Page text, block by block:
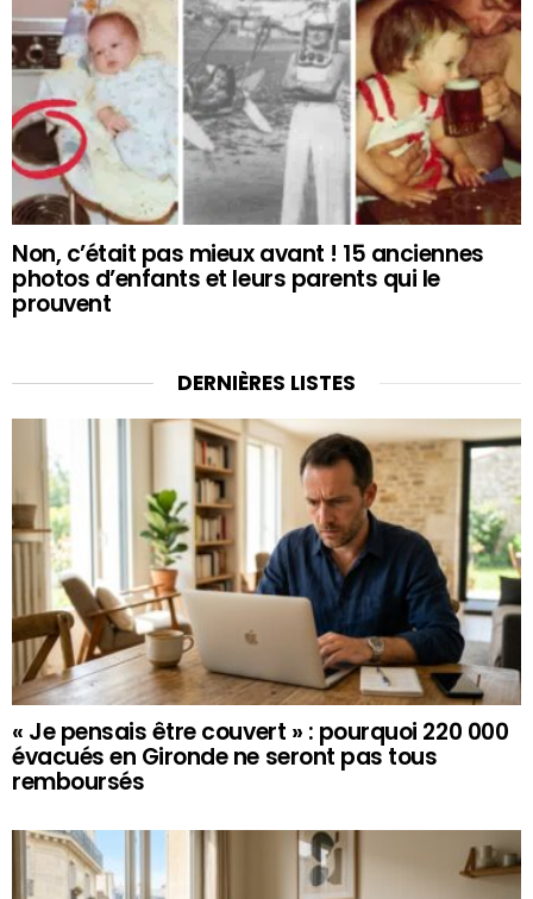
Non, c’était pas mieux avant ! 15 anciennes
photos d’enfants et leurs parents qui le
prouvent
DERNIÈRES LISTES
« Je pensais être couvert » : pourquoi 220 000
évacués en Gironde ne seront pas tous
remboursés